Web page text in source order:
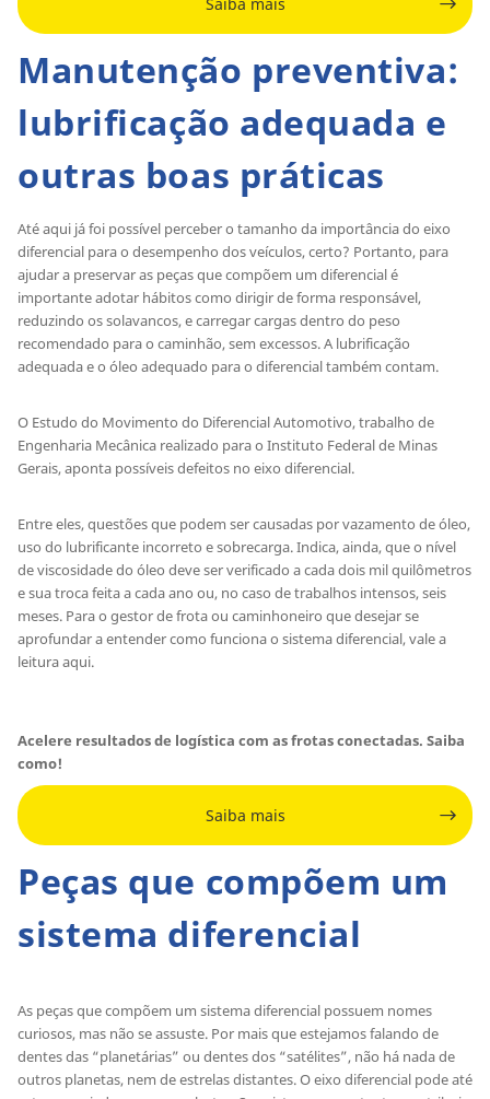
Manutenção preventiva:
lubrificação adequada e
outras boas práticas
Até aqui já foi possível perceber o tamanho da importância do eixo
diferencial para o desempenho dos veículos, certo? Portanto, para
ajudar a preservar as peças que compõem um diferencial é
importante adotar hábitos como dirigir de forma responsável,
reduzindo os solavancos, e carregar cargas dentro do peso
recomendado para o caminhão, sem excessos. A lubrificação
adequada e o óleo adequado para o diferencial também contam.
O Estudo do Movimento do Diferencial Automotivo, trabalho de
Engenharia Mecânica realizado para o Instituto Federal de Minas
Gerais, aponta possíveis defeitos no eixo diferencial.
Entre eles, questões que podem ser causadas por vazamento de óleo,
uso do lubrificante incorreto e sobrecarga. Indica, ainda, que o nível
de viscosidade do óleo deve ser verificado a cada dois mil quilômetros
e sua troca feita a cada ano ou, no caso de trabalhos intensos, seis
meses. Para o gestor de frota ou caminhoneiro que desejar se
aprofundar a entender como funciona o sistema diferencial, vale a
leitura aqui.
Acelere resultados de logística com as frotas conectadas. Saiba
como!
Saiba mais
Peças que compõem um
sistema diferencial
As peças que compõem um sistema diferencial possuem nomes
curiosos, mas não se assuste. Por mais que estejamos falando de
dentes das “planetárias” ou dentes dos “satélites”, não há nada de
outros planetas, nem de estrelas distantes. O eixo diferencial pode até